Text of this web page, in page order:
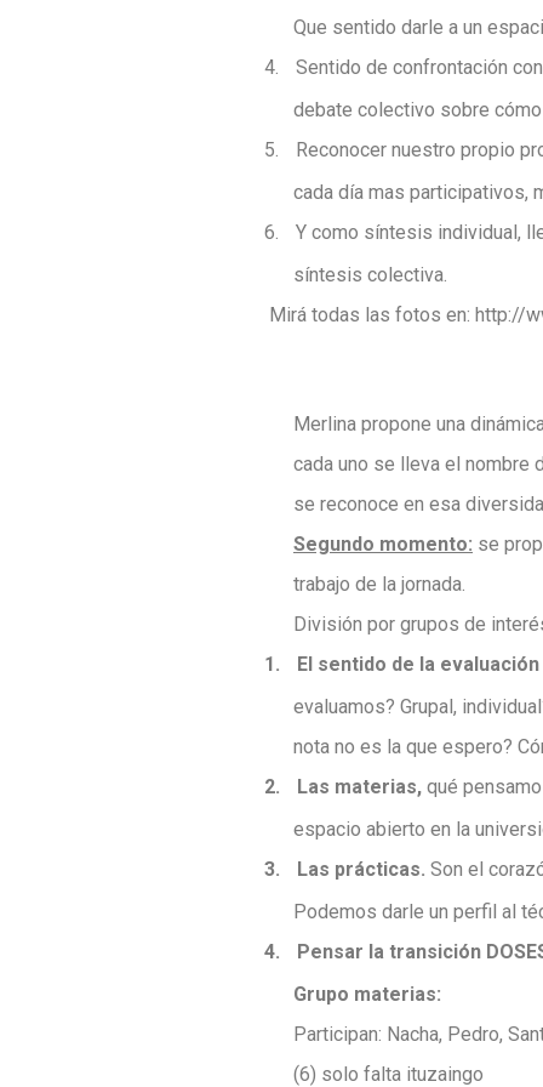
Que sentido darle a un
4.
Sentido de confrontación
debate colectivo sobre
5.
Reconocer nuestro propio
cada día mas participativos,
6.
Y como síntesis individual,
síntesis colectiva.
Mirá todas las fotos en: http://
Merlina propone una
cada uno se lleva el nombre
se reconoce en esa
Segundo momento: se
trabajo de la jornada.
División por grupos de
1.
El sentido de la evaluación
evaluamos? Grupal,
nota no es la que espero?
2.
Las materias, qué
espacio abierto en la
3.
Las prácticas. Son el
Podemos darle un perfil al
4.
Pensar la transición
Grupo materias:
Participan: Nacha, Pedro,
(6) solo falta ituzaingo